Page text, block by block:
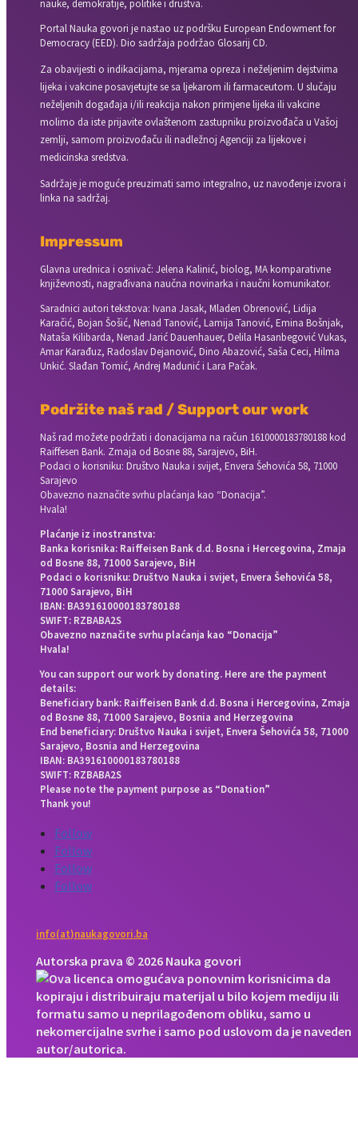
nauke, demokratije, politike i društva.
Portal Nauka govori je nastao uz podršku European Endowment for
Democracy (EED). Dio sadržaja podržao Glosarij CD.
Za obavijesti o indikacijama, mjerama opreza i neželjenim dejstvima
lijeka i vakcine posavjetujte se sa ljekarom ili farmaceutom. U slučaju
neželjenih događaja i/ili reakcija nakon primjene lijeka ili vakcine
molimo da iste prijavite ovlaštenom zastupniku proizvođača u Vašoj
zemlji, samom proizvođaču ili nadležnoj Agenciji za lijekove i
medicinska sredstva.
Sadržaje je moguće preuzimati samo integralno, uz navođenje izvora i
linka na sadržaj.
Impressum
Glavna urednica i osnivač: Jelena Kalinić, biolog, MA komparativne
književnosti, nagrađivana naučna novinarka i naučni komunikator.
Saradnici autori tekstova: Ivana Jasak, Mladen Obrenović, Lidija
Karačić, Bojan Šošić, Nenad Tanović, Lamija Tanović, Emina Bošnjak,
Nataša Kilibarda, Nenad Jarić Dauenhauer, Delila Hasanbegović Vukas,
Amar Karađuz, Radoslav Dejanović, Dino Abazović, Saša Ceci, Hilma
Unkić. Slađan Tomić, Andrej Madunić i Lara Pačak.
Podržite naš rad / Support our work
Naš rad možete podržati i donacijama na račun 1610000183780188 kod
Raiffesen Bank. Zmaja od Bosne 88, Sarajevo, BiH.
Podaci o korisniku: Društvo Nauka i svijet, Envera Šehovića 58, 71000
Sarajevo
Obavezno naznačite svrhu plaćanja kao “Donacija”.
Hvala!
Plaćanje iz inostranstva:
Banka korisnika: Raiffeisen Bank d.d. Bosna i Hercegovina, Zmaja
od Bosne 88, 71000 Sarajevo, BiH
Podaci o korisniku: Društvo Nauka i svijet, Envera Šehovića 58,
71000 Sarajevo, BiH
IBAN: BA391610000183780188
SWIFT: RZBABA2S
Obavezno naznačite svrhu plaćanja kao “Donacija”
Hvala!
You can support our work by donating. Here are the payment
details:
Beneficiary bank: Raiffeisen Bank d.d. Bosna i Hercegovina, Zmaja
od Bosne 88, 71000 Sarajevo, Bosnia and Herzegovina
End beneficiary: Društvo Nauka i svijet, Envera Šehovića 58, 71000
Sarajevo, Bosnia and Herzegovina
IBAN: BA391610000183780188
SWIFT: RZBABA2S
Please note the payment purpose as “Donation”
Thank you!
Follow
Follow
Follow
Follow
info(at)naukagovori.ba
Autorska prava © 2026 Nauka govori